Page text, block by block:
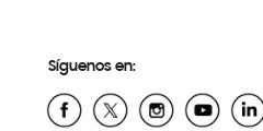
Síguenos en: